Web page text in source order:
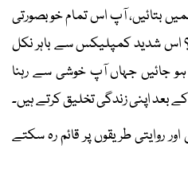
بتائیں، آپ اس تمام خوبصورتی
اس شدید کمپلیکس سے باہر نکل
جائیں جہاں آپ خوشی سے رہنا
بعد اپنی زندگی تخلیق کرتے ہیں۔
روایتی طریقوں پر قائم رہ سکتے